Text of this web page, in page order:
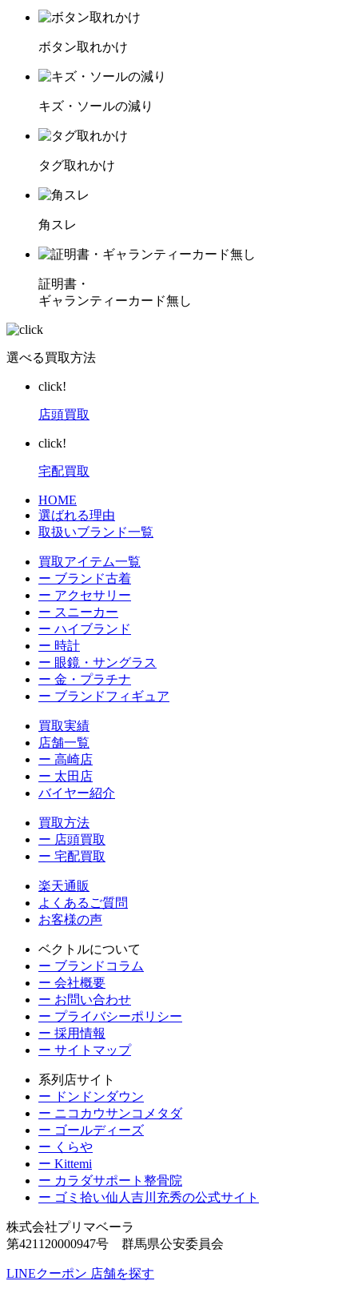
ボタン取れかけ
キズ・ソールの減り
タグ取れかけ
角スレ
証明書・
ギャランティーカード無し
選べる買取方法
click!
店頭買取
click!
宅配買取
HOME
選ばれる理由
取扱いブランド一覧
買取アイテム一覧
ー ブランド古着
ー アクセサリー
ー スニーカー
ー ハイブランド
ー 時計
ー 眼鏡・サングラス
ー 金・プラチナ
ー ブランドフィギュア
買取実績
店舗一覧
ー 高崎店
ー 太田店
バイヤー紹介
買取方法
ー 店頭買取
ー 宅配買取
楽天通販
よくあるご質問
お客様の声
ベクトルについて
ー ブランドコラム
ー 会社概要
ー お問い合わせ
ー プライバシーポリシー
ー 採用情報
ー サイトマップ
系列店サイト
ー ドンドンダウン
ー ニコカウサンコメタダ
ー ゴールディーズ
ー くらや
ー Kittemi
ー カラダサポート整骨院
ー ゴミ拾い仙人吉川充秀の公式サイト
株式会社プリマベーラ
第421120000947号 群馬県公安委員会
LINEクーポン 店舗を探す